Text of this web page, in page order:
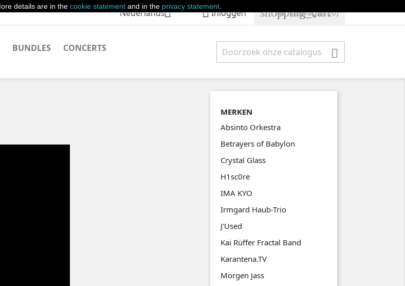
Nederlands Inloggen shopping_cart
Winkelwagen(0)
BUNDLES CONCERTS 
MERKEN
Absinto Orkestra
Betrayers of Babylon
Crystal Glass
H1sc0re
IMA KYO
Irmgard Haub-Trio
J'Used
Kai Rüffer Fractal Band
Karantena.TV
Morgen Jass
details are in the cookie statementand in the privacy statement.